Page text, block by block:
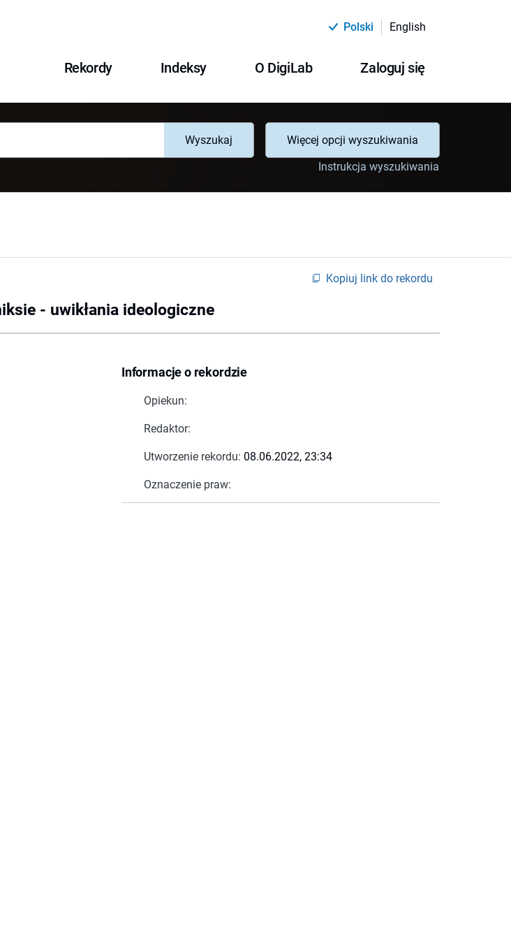
Polski English
Rekordy Indeksy O DigiLab Zaloguj się
Wyszukaj
Więcej opcji wyszukiwania
Instrukcja wyszukiwania
Kopiuj link do rekordu
- uwikłania ideologiczne
Informacje o rekordzie
Opiekun:
Redaktor:
Utworzenie rekordu: 08.06.2022, 23:34
Oznaczenie praw: